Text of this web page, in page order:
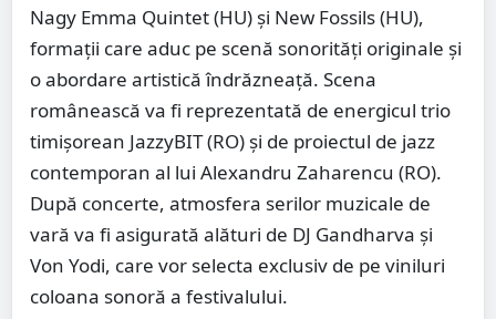
Nagy Emma Quintet (HU) și New Fossils (HU),
formații care aduc pe scenă sonorități originale și
o abordare artistică îndrăzneață. Scena
românească va fi reprezentată de energicul trio
timișorean JazzyBIT (RO) și de proiectul de jazz
contemporan al lui Alexandru Zaharencu (RO).
După concerte, atmosfera serilor muzicale de
vară va fi asigurată alături de DJ Gandharva și
Von Yodi, care vor selecta exclusiv de pe viniluri
coloana sonoră a festivalului.